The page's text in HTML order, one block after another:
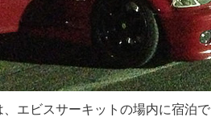
、エビスサーキットの場内に宿泊